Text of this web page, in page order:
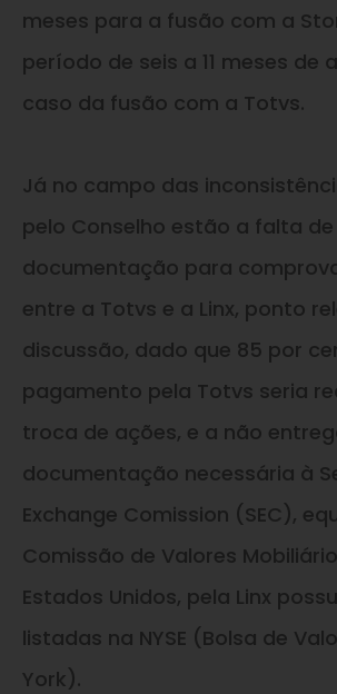
meses para a fusão com a
período de seis a 11 meses de
caso da fusão com a Totvs.
Já no campo das
pelo Conselho estão a falta de
documentação para
entre a Totvs e a Linx, ponto
discussão, dado que 85 por
pagamento pela Totvs seria
troca de ações, e a não
documentação necessária à
Exchange Comission (SEC),
Comissão de Valores
Estados Unidos, pela Linx
listadas na NYSE (Bolsa de
York).